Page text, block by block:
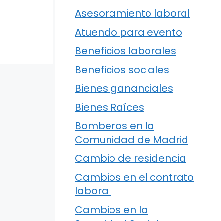
Asesoramiento laboral
Atuendo para evento
Beneficios laborales
Beneficios sociales
Bienes gananciales
Bienes Raíces
Bomberos en la
Comunidad de Madrid
Cambio de residencia
Cambios en el contrato
laboral
Cambios en la